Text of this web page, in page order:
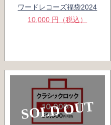
ワードレコーズ福袋2024
10,000 円（税込）
SOLD OUT